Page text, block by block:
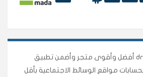
دكتور دعم، drd3m.com أفضل وأقوى متجر وأضمن تطبيق
مواقع الوسائط الاجتماعية بأقل